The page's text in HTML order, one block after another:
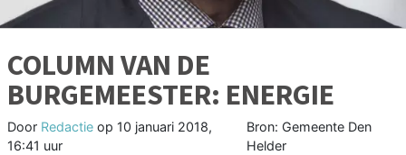
COLUMN VAN DE
BURGEMEESTER: ENERGIE
Door Redactie op 10 januari 2018,
16:41 uur
Bron: Gemeente Den
Helder